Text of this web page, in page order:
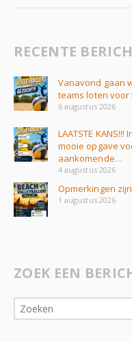
RECENTE
Vanavond gaan
teams loten
6 augustus 2026
LAATSTE
mooie opgave
aankomende…
4 augustus 2026
Opmerkingen
1 augustus 2026
ZOEK EEN